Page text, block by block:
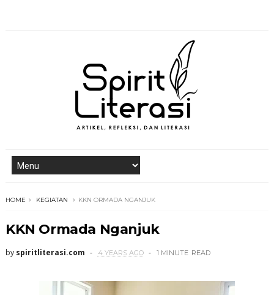
HOME KEGIATAN KKN ORMADA NGANJUK
KKN Ormada Nganjuk
by spiritliterasi.com 4 YEARS AGO 1 MINUTE READ